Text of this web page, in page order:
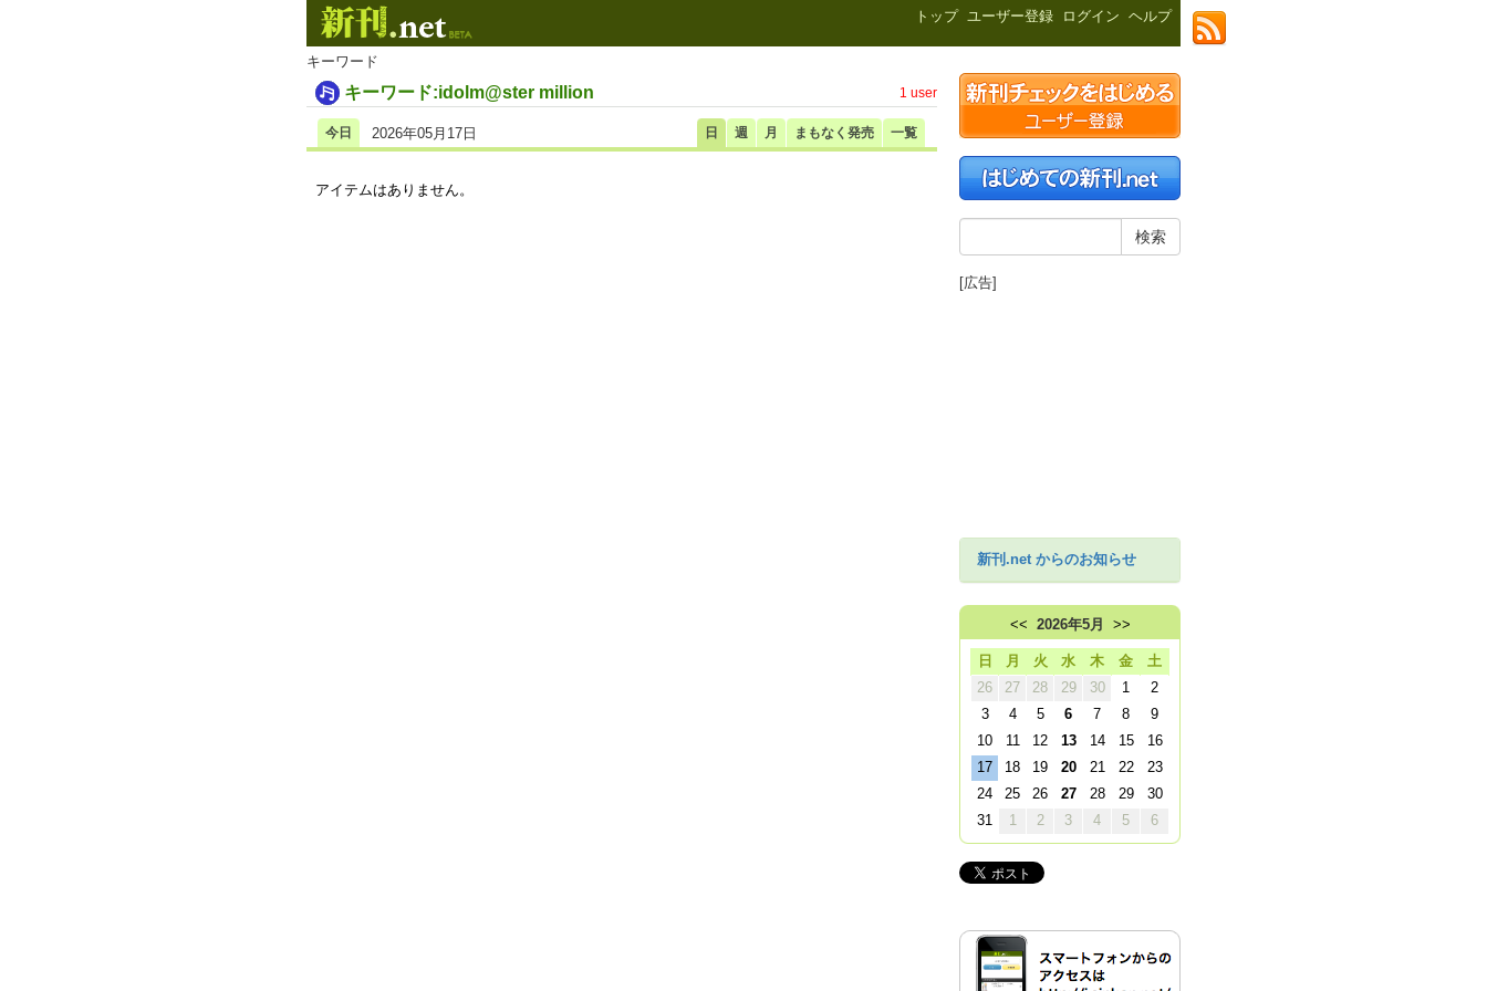
トップ ユーザー登録 ログイン ヘルプ
キーワード
キーワード:idolm@ster million 1 user
日 週 月 まもなく発売 一覧
今日 2026年05月17日
アイテムはありません。
[広告]
新刊.net からのお知らせ
<< 2026年5月 >>
日 月 火 水 木 金
土
26
27 28 29 30 1
2
3
4 5 6 7 8
9
10
11 12 13 14 15
16
17
18 19 20 21 22
23
24
25 26 27 28 29
30
31
1 2 3 4 5 6